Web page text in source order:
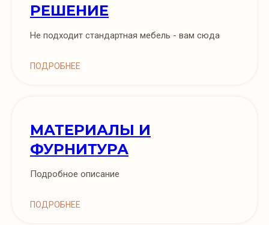
РЕШЕНИЕ
Не подходит стандартная мебель - вам сюда
ПОДРОБНЕЕ
МАТЕРИАЛЫ И
ФУРНИТУРА
Подробное описание
ПОДРОБНЕЕ